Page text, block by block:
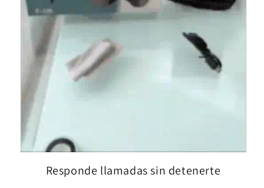
Responde llamadas sin detenerte